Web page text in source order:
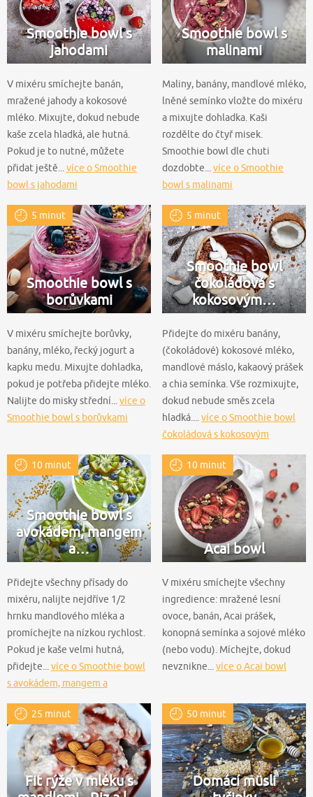
Smoothie bowl s
jahodami
V mixéru smíchejte banán,
mražené jahody a kokosové
mléko. Mixujte, dokud nebude
kaše zcela hladká, ale hutná.
Pokud je to nutné, můžete
přidat ještě...více o Smoothie
bowl s jahodami
Smoothie bowl s
malinami
Maliny, banány, mandlové mléko,
lněné semínko vložte do mixéru
a mixujte dohladka. Kaši
rozdělte do čtyř misek.
Smoothie bowl dle chuti
dozdobte...více o Smoothie
bowl s malinami
5 minut
Smoothie bowl s
borůvkami
V mixéru smíchejte borůvky,
banány, mléko, řecký jogurt a
kapku medu. Mixujte dohladka,
pokud je potřeba přidejte mléko.
Nalijte do misky střední... více o
Smoothie bowl s borůvkami
5 minut
Smoothie bowl
čokoládová s
kokosovým…
Přidejte do mixéru banány,
(čokoládové) kokosové mléko,
mandlové máslo, kakaový prášek
a chia semínka. Vše rozmixujte,
dokud nebude směs zcela
hladká.... více o Smoothie bowl
čokoládová s kokosovým
10 minut
Smoothie bowl s
avokádem, mangem
a…
Přidejte všechny přísady do
mixéru, nalijte nejdříve 1/2
hrnku mandlového mléka a
promíchejte na nízkou rychlost.
Pokud je kaše velmi hutná,
přidejte... více o Smoothie bowl
s avokádem, mangem a
10 minut
Acai bowl
V mixéru smíchejte všechny
ingredience: mražené lesní
ovoce, banán, Acai prášek,
konopná semínka a sojové mléko
(nebo vodu). Míchejte, dokud
nevznikne... více o Acai bowl
25 minut
Fit rýže v mléku s
50 minut
Domácí müsli